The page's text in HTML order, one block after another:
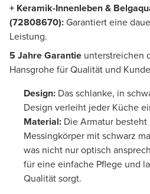
+ Keramik-Innenleben &
(72808670):Garantiert eine
Leistung.
5 Jahre Garantie unterstreichen
Hansgrohe für Qualität und
Design: Das schlanke, in
Design verleiht jeder Küche
Material: Die Armatur
Messingkörper mit schwarz
was nicht nur optisch
für eine einfache Pflege und
Qualität sorgt.